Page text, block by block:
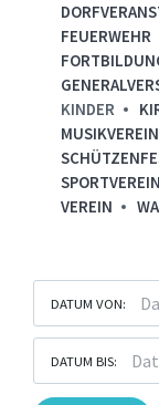
FEUERWEHR
KINDER
SPORTVEREIN
VEREIN
DATUM VON:
DATUM BIS: